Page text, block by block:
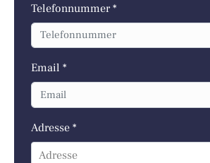
Telefonnummer *
Email *
Adresse *
Adresse